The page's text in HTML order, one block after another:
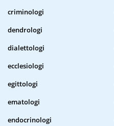
criminologi
dendrologi
dialettologi
ecclesiologi
egittologi
ematologi
endocrinologi